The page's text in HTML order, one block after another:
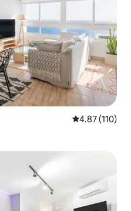
從 110 則評價
4.87 (110)